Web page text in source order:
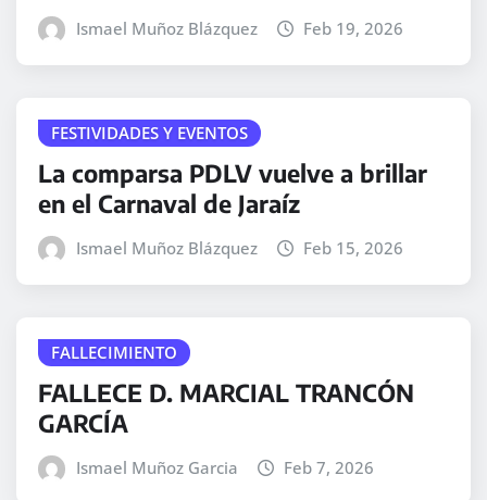
Ismael Muñoz Blázquez Feb 19, 2026
FESTIVIDADES Y EVENTOS
La comparsa PDLV vuelve a brillar
en el Carnaval de Jaraíz
Ismael Muñoz Blázquez Feb 15, 2026
FALLECIMIENTO
FALLECE D. MARCIAL TRANCÓN
GARCÍA
Ismael Muñoz Garcia Feb 7, 2026